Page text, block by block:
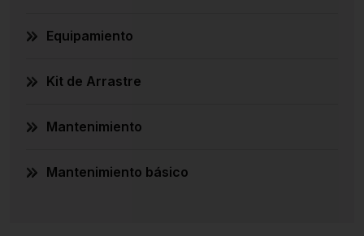
Equipamiento
Kit de Arrastre
Mantenimiento
Mantenimiento básico